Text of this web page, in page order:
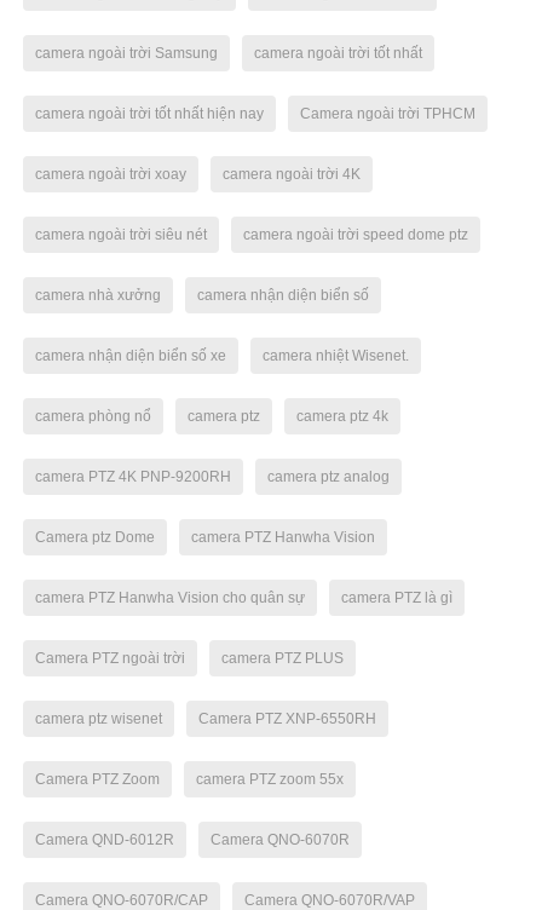
camera ngoài trời Samsung camera ngoài trời tốt nhất
camera ngoài trời tốt nhất hiện nay Camera ngoài trời TPHCM
camera ngoài trời xoay camera ngoài trời 4K
camera ngoài trời siêu nét camera ngoài trời speed dome ptz
camera nhà xưởng camera nhận diện biển số
camera nhận diện biển số xe camera nhiệt Wisenet.
camera phòng nổ camera ptz camera ptz 4k
camera PTZ 4K PNP-9200RH camera ptz analog
Camera ptz Dome camera PTZ Hanwha Vision
camera PTZ Hanwha Vision cho quân sự camera PTZ là gì
Camera PTZ ngoài trời camera PTZ PLUS
camera ptz wisenet Camera PTZ XNP-6550RH
Camera PTZ Zoom camera PTZ zoom 55x
Camera QND-6012R Camera QNO-6070R
Camera QNO-6070R/CAP Camera QNO-6070R/VAP